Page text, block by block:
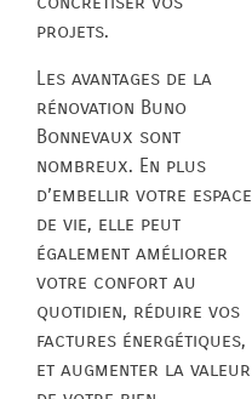
projets.
Les avantages de la
rénovation Buno
Bonnevaux sont
nombreux. En plus
d’embellir votre espace
de vie, elle peut
également améliorer
votre confort au
quotidien, réduire vos
factures énergétiques,
et augmenter la valeur